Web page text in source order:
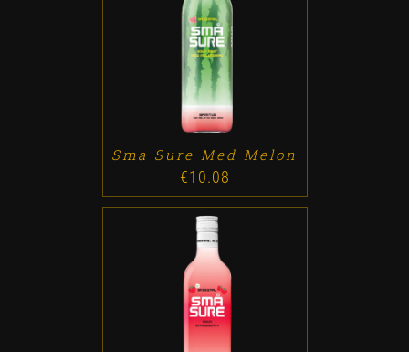
ADD TO CART / DETALLES
Sma Sure Med Melon
€10.08
ADD TO CART /